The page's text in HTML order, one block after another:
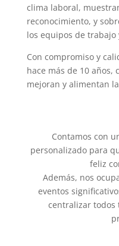
clima laboral,
reconocimiento, y
los equipos de trabajo
Con compromiso y
hace más de 10 años,
mejoran y alimentan
Contamos con
personalizado para
feliz
Además, nos
eventos
centralizar todos